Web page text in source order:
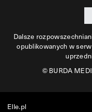
Dalsze
opublikowanych w
©BURDA
Elle.pl